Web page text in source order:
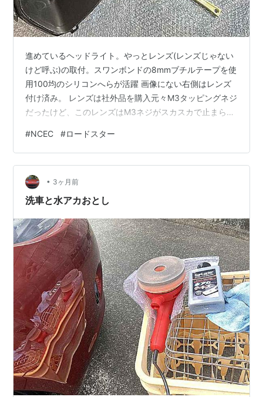
進めているヘッドライト。やっとレンズ(レンズじゃない
けど呼ぶ)の取付。スワンボンドの8mmブチルテープを使
用100均のシリコンへらが活躍 画像にない右側はレンズ
付け済み。 レンズは社外品を購入元々M3タッピングネジ
だったけど、このレンズはM3ネジがスカスカで止まらな
下穴が細いのでφ3.5のドリルで拡張水色箇所はレンズで
なくM3のまま変更なし 左側実はGW中に一度嵌めたが今
日剥がしたのだ。艶消し黒で塗装した内部部品が正規の
位置に嵌っていない事に気付いたからだ。面倒なので諦
めてそのままにしようかと思ったが、やっぱ直す、やっ
#NCEC #ロードスター
• 3ヶ月前
洗車と水アカおとし